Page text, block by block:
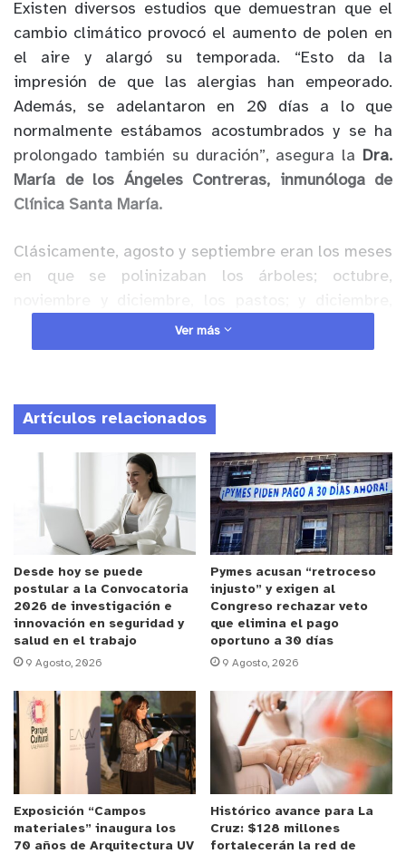
Existen diversos estudios que demuestran que el
cambio climático provocó el aumento de polen en
el aire y alargó su temporada. “Esto da la
impresión de que las alergias han empeorado.
Además, se adelantaron en 20 días a lo que
normalmente estábamos acostumbrados y se ha
prolongado también su duración”, asegura la Dra.
María de los Ángeles Contreras, inmunóloga de
Clínica Santa María.
Clásicamente, agosto y septiembre eran los meses
en que se polinizaban los árboles; octubre,
enero, febrero, las malezas. El panorama actual de
la polinosis y de las alergias estacionales ha
Anuncio Patrocinado
Dr. Ramón Readi, otorrinolaringólogo de Clínica
Dávila y Dávila Vespucio, aclara: “En el caso de las
alergias respiratorias ha habido un aumento
progresivo. Una de las teorías tiene que ver con el
calentamiento global, que va aumentando la
temperatura y al haber ambientes más secos, más
calurosos, aumentan las probabilidades de
presenciar alérgenos flotando en el ambiente. El
otro tema que también ocurre en Chile es la
existencia de paisajes con monocultivo -como lo
que ocurre con el plátano oriental- y eso es
conocidamente muy alergénico y tiende a producir
más prevalencia de estos cuadros”.
¿Cuáles son las enfermedades alérgicas más
recurrentes en el país?
Ver más
Artículos relacionados
Desde hoy se puede
postular a la Convocatoria
2026 de investigación e
innovación en seguridad y
salud en el trabajo
9 Agosto, 2026
Pymes acusan “retroceso
injusto” y exigen al
Congreso rechazar veto
que elimina el pago
oportuno a 30 días
9 Agosto, 2026
Exposición “Campos
materiales” inaugura los
70 años de Arquitectura UV
Histórico avance para La
Cruz: $128 millones
fortalecerán la red de